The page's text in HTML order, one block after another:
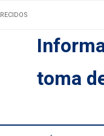
toma